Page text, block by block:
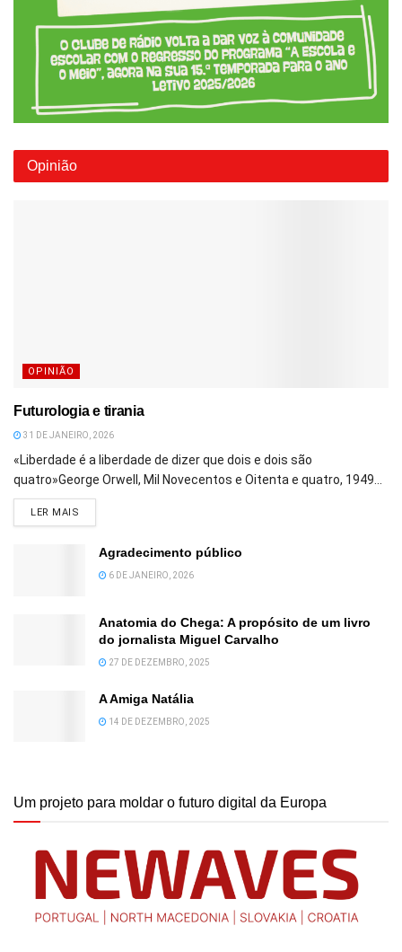
Opinião
OPINIÃO
Futurologia e tirania
31 DE JANEIRO, 2026
«Liberdade é a liberdade de dizer que dois e dois são
quatro»George Orwell, Mil Novecentos e Oitenta e quatro, 1949...
LER MAIS
Agradecimento público
6 DE JANEIRO, 2026
Anatomia do Chega: A propósito de um livro
do jornalista Miguel Carvalho
27 DE DEZEMBRO, 2025
A Amiga Natália
14 DE DEZEMBRO, 2025
Um projeto para moldar o futuro digital da Europa